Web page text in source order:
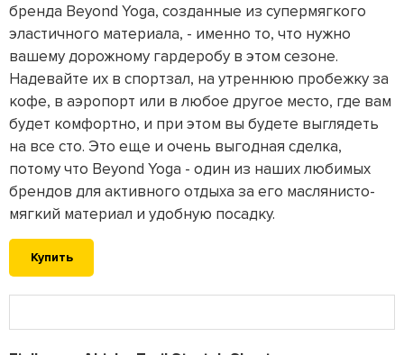
бренда Beyond Yoga, созданные из супермягкого
эластичного материала, - именно то, что нужно
вашему дорожному гардеробу в этом сезоне.
Надевайте их в спортзал, на утреннюю пробежку за
кофе, в аэропорт или в любое другое место, где вам
будет комфортно, и при этом вы будете выглядеть
на все сто. Это еще и очень выгодная сделка,
потому что Beyond Yoga - один из наших любимых
брендов для активного отдыха за его маслянисто-
мягкий материал и удобную посадку.
Купить